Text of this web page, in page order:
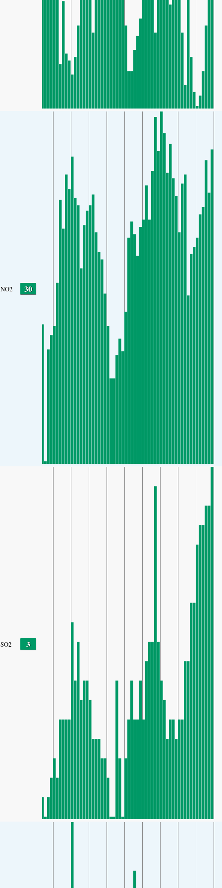
NO2 30
SO2 3